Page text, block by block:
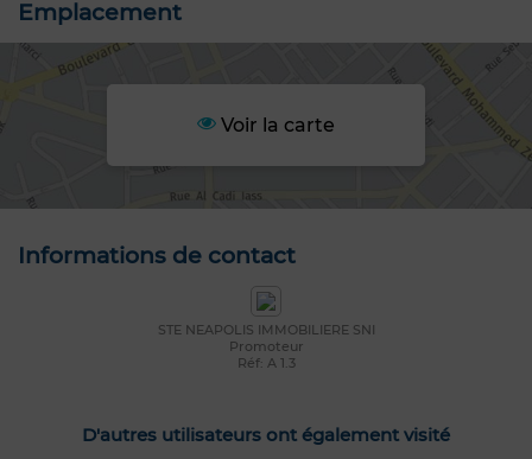
Emplacement
Voir la carte
Informations de contact
STE NEAPOLIS IMMOBILIERE SNI
Promoteur
Réf: A 1.3
D'autres utilisateurs ont également visité